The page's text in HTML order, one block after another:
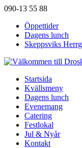
090-13 55 88
Öppettider
Dagens lunch
Skeppsviks
Startsida
Kvällsmeny
Dagens lunch
Evenemang
Catering
Festlokal
Jul & Nyår
Kontakt